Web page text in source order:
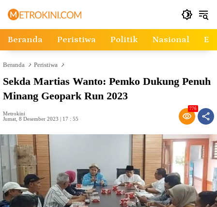
Beranda Peristiwa Politik Nasional
Beranda Peristiwa
Sekda Martias Wanto: Pemko Dukung Penuh
Minang Geopark Run 2023
Metrokini
Jumat, 8 Desember 2023 | 17 : 55
776